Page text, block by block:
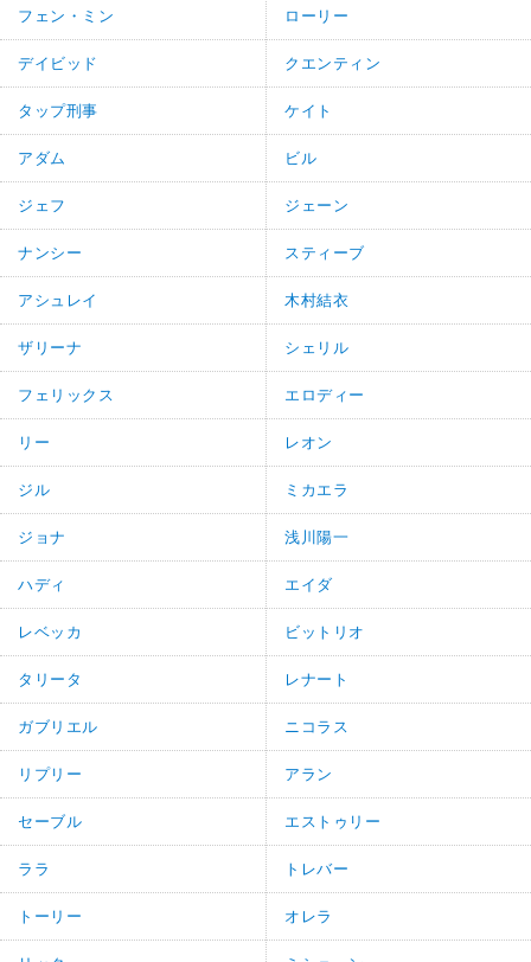
フェン・ミン ローリー
デイビッド クエンティン
タップ刑事 ケイト
アダム ビル
ジェフ ジェーン
ナンシー スティーブ
アシュレイ 木村結衣
ザリーナ シェリル
フェリックス エロディー
リー レオン
ジル ミカエラ
ジョナ 浅川陽一
ハディ エイダ
レベッカ ビットリオ
タリータ レナート
ガブリエル ニコラス
リプリー アラン
セーブル エストゥリー
ララ トレバー
トーリー オレラ